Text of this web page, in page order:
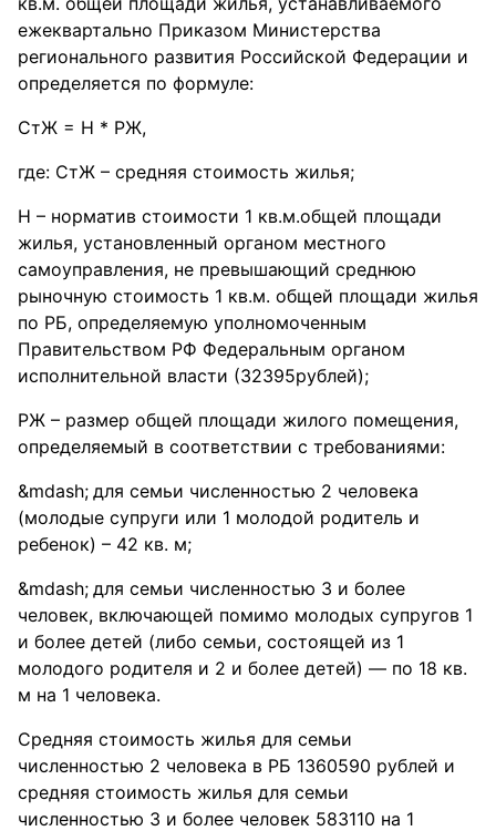
ежеквартально Приказом Министерства
регионального развития Российской Федерации и
определяется по формуле:
СтЖ = Н * РЖ,
где: СтЖ – средняя стоимость жилья;
Н – норматив стоимости 1 кв.м.общей площади
жилья, установленный органом местного
самоуправления, не превышающий среднюю
рыночную стоимость 1 кв.м. общей площади жилья
по РБ, определяемую уполномоченным
Правительством РФ Федеральным органом
исполнительной власти (32395рублей);
РЖ – размер общей площади жилого помещения,
определяемый в соответствии с требованиями:
для семьи численностью 2 человека
(молодые супруги или 1 молодой родитель и
ребенок) – 42 кв. м;
для семьи численностью 3 и более
человек, включающей помимо молодых супругов 1
и более детей (либо семьи, состоящей из 1
молодого родителя и 2 и более детей) — по 18 кв.
м на 1 человека.
Средняя стоимость жилья для семьи
численностью 2 человека в РБ 1360590 рублей и
средняя стоимость жилья для семьи
численностью 3 и более человек 583110 на 1